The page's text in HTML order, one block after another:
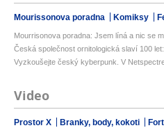
Mourissonova poradna Komiksy
Mourrisonova poradna: Jsem líná a nic se
Česká společnost ornitologická slaví 100
Vyzkoušejte český kyberpunk. V
Video
Prostor X Branky, body, kokoti